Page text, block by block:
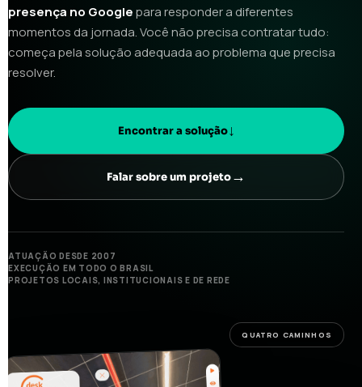
presença no Googlepara responder a diferentes
momentos da jornada. Você não precisa contratar tudo:
começa pela solução adequada ao problema que precisa
resolver.
Encontrar a solução↓
Falar sobre um projeto→
ATUAÇÃO DESDE 2007
EXECUÇÃO EM TODO O BRASIL
PROJETOS LOCAIS, INSTITUCIONAIS E DE REDE
QUATRO CAMINHOS